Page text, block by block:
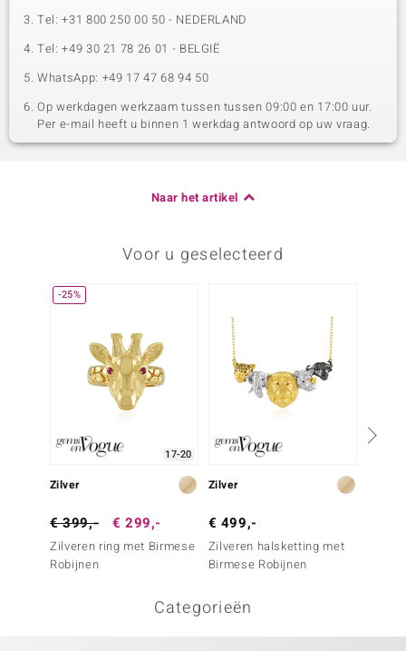
Tel: +31 800 250 00 50 - NEDERLAND
Tel: +49 30 21 78 26 01 - BELGIË
WhatsApp: +49 17 47 68 94 50
Op werkdagen werkzaam tussen tussen 09:00 en 17:00 uur.
Per e-mail heeft u binnen 1 werkdag antwoord op uw vraag.
Naar het artikel
Voor u geselecteerd
-25%
17-20
Zilver
€ 399,- € 299,-
Zilveren ring met Birmese
Robijnen
Zilver
€ 499,-
Zilveren halsketting met
Birmese Robijnen
Categorieën